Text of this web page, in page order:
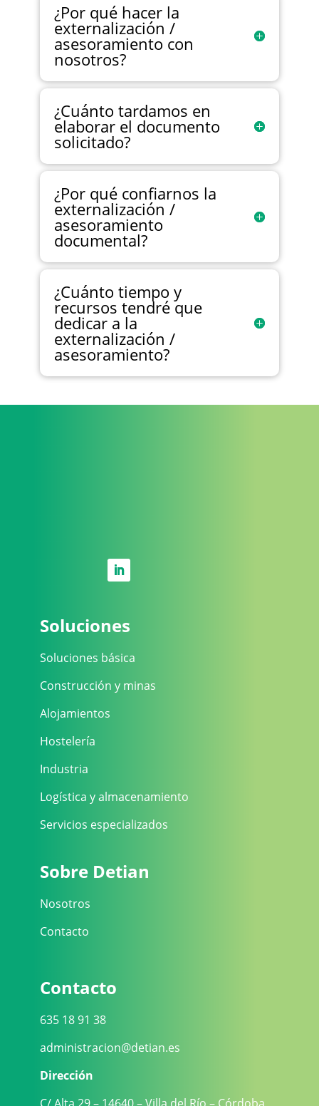
¿Por qué hacer la
externalización /
asesoramiento con
nosotros?
¿Cuánto tardamos en
elaborar el documento
solicitado?
¿Por qué confiarnos la
externalización /
asesoramiento
documental?
¿Cuánto tiempo y
recursos tendré que
dedicar a la
externalización /
asesoramiento?
Soluciones
Soluciones básica
Construcción y minas
Alojamientos
Hostelería
Industria
Logística y almacenamiento
Servicios especializados
Sobre Detian
Nosotros
Contacto
Contacto
635 18 91 38
administracion@detian.es
Dirección